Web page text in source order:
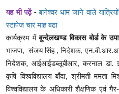
यह भी पढ़ें - बागेश्वर धाम जाने वाले
स्टापेज चार माह बढा
कार्यक्रम मेंबुन्देलखण्ड विकास बोर्ड के
भाजपा, संजय सिंह , निदेशक,
निदेशक, आईआईडब्लूबीआर, करनाल डा.
कृषि विश्वविद्यालय बाँदा, श्रीमती
विश्वविद्यालय के अधिकारी शैक्षणिक एवं